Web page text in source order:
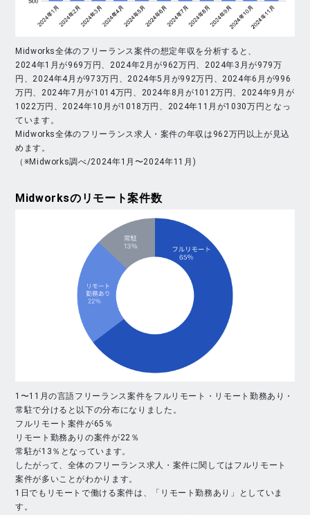
Midworks全体のフリーランス案件の想定年収を分析すると、
2024年1月が969万円、2024年2月が962万円、2024年3月が979万
円、2024年4月が973万円、2024年5月が992万円、2024年6月が996
万円、2024年7月が1014万円、2024年8月が1012万円、2024年9月が
1022万円、2024年10月が1018万円、2024年11月が1030万円となっ
ています。
Midworks全体のフリーランス求人・案件の年収は962万円以上が見込
めます。
（※Midworks調べ/2024年1月〜2024年11月)
Midworksのリモート案件数
1〜11月の言語フリーランス案件をフルリモート・リモート勤務あり・
常駐で分けると以下の分布になりました。
フルリモート案件が65％
リモート勤務ありの案件が22％
常駐が13％となっています。
したがって、全体のフリーランス求人・案件に関してはフルリモート
案件が多いことがわかります。
1日でもリモートで働ける案件は、「リモート勤務あり」としていま
す。